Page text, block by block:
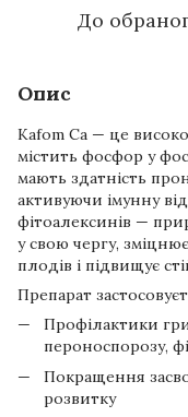
До
Опис
Kafom Ca — це
містить фосфор у
мають здатність
активуючи імунну
фітоалексинів —
у свою чергу,
плодів і підвищує
Препарат
Профілактики
пероноспорозу,
Покращення
розвитку